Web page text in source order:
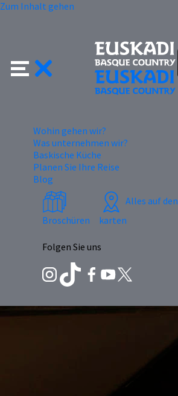
Zum Inhalt gehen
Wohin gehen wir?
Was unternehmen wir?
Baskische Küche
Planen Sie Ihre Reise
Blog
Broschüren
Alles auf den
karten
Folgen Sie uns